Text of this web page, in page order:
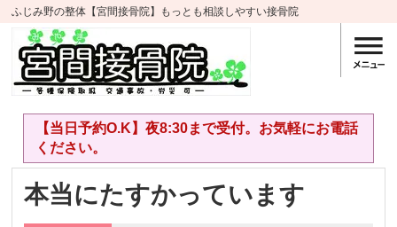
ふじみ野の整体【宮間接骨院】もっとも相談しやすい接骨院
【当日予約O.K】夜8:30まで受付。お気軽にお電話
ください。
本当にたすかっています